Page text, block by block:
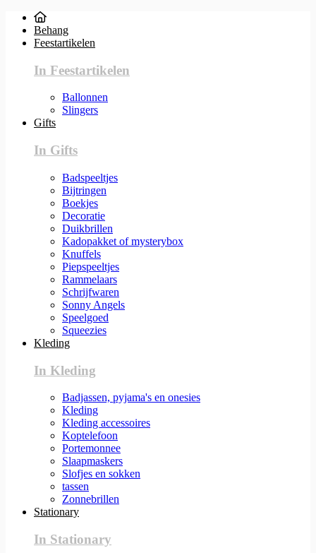
Behang
Feestartikelen
In Feestartikelen
Ballonnen
Slingers
Gifts
In Gifts
Badspeeltjes
Bijtringen
Boekjes
Decoratie
Duikbrillen
Kadopakket of mysterybox
Knuffels
Piepspeeltjes
Rammelaars
Schrijfwaren
Sonny Angels
Speelgoed
Squeezies
Kleding
In Kleding
Badjassen, pyjama's en onesies
Kleding
Kleding accessoires
Koptelefoon
Portemonnee
Slaapmaskers
Slofjes en sokken
tassen
Zonnebrillen
Stationary
In Stationary